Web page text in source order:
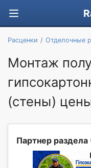
Расценки Отделочные
Монтаж
(стены)
Партнер раздела